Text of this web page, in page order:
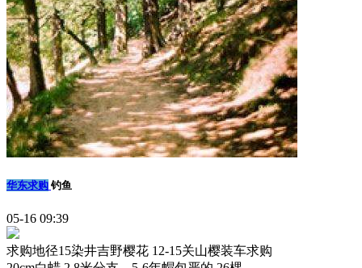
华东求购 钓鱼
05-16 09:39
求购地径15染井吉野樱花 12-15关山樱装车求购